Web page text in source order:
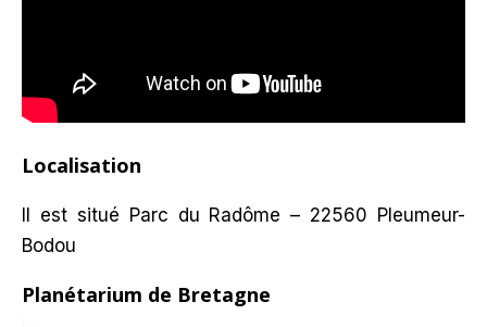
Localisation
Il est situé Parc du Radôme – 22560 Pleumeur-
Bodou
Planétarium de Bretagne